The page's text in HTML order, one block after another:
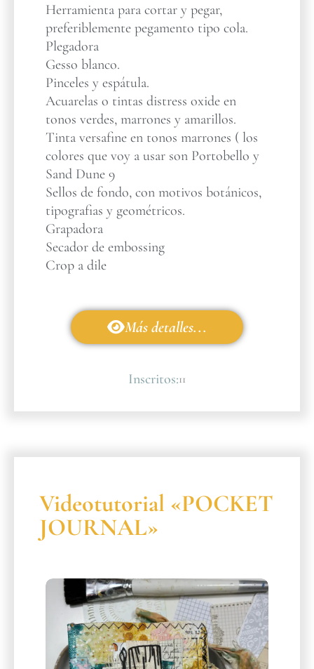
Herramienta para cortar y pegar,
preferiblemente pegamento tipo cola.
Plegadora
Gesso blanco.
Pinceles y espátula.
Acuarelas o tintas distress oxide en
tonos verdes, marrones y amarillos.
Tinta versafine en tonos marrones ( los
colores que voy a usar son Portobello y
Sand Dune 9
Sellos de fondo, con motivos botánicos,
tipografias y geométricos.
Grapadora
Secador de embossing
Crop a dile
Más detalles...
Inscritos:11
Videotutorial «POCKET
JOURNAL»